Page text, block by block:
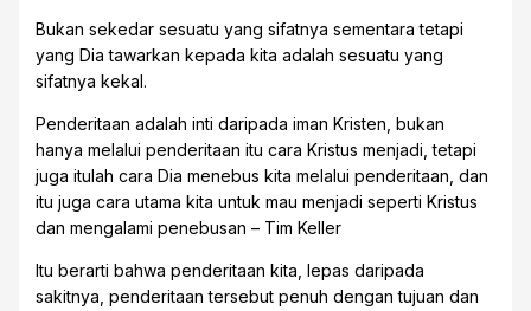
Bukan sekedar sesuatu yang sifatnya sementara tetapi
yang Dia tawarkan kepada kita adalah sesuatu yang
sifatnya kekal.
Penderitaan adalah inti daripada iman Kristen, bukan
hanya melalui penderitaan itu cara Kristus menjadi, tetapi
juga itulah cara Dia menebus kita melalui penderitaan, dan
itu juga cara utama kita untuk mau menjadi seperti Kristus
dan mengalami penebusan – Tim Keller
Itu berarti bahwa penderitaan kita, lepas daripada
sakitnya, penderitaan tersebut penuh dengan tujuan dan